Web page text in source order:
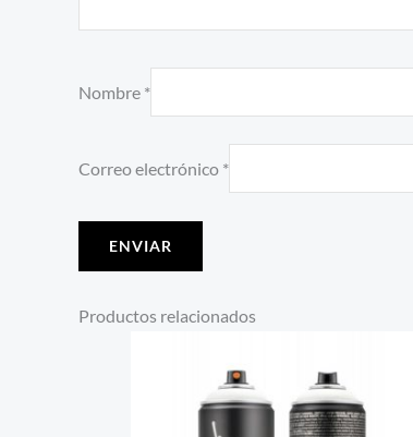
Nombre *
Correo electrónico *
Productos relacionados